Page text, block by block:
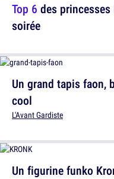
Un grand tapis faon,
cool
L'Avant Gardiste
Top 6 des
soirée
Un figurine funko